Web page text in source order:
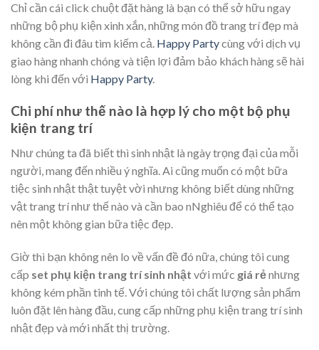
Chỉ cần cái click chuột đặt hàng là bạn có thể sở hữu ngay
những bộ phụ kiện xinh xắn, những món đồ trang trí đẹp mà
không cần đi đâu tìm kiếm cả. Happy Partycùng với dịch vụ
giao hàng nhanh chóng và tiện lợi đảm bảo khách hàng sẽ hài
lòng khi đến với Happy Party.
Chi phí như thế nào là hợp lý cho một bộ phụ
kiện trang trí
Như chúng ta đã biết thì sinh nhật là ngày trọng đại của mỗi
người, mang đến nhiều ý nghĩa. Ai cũng muốn có một bữa
tiệc sinh nhật thật tuyệt vời nhưng không biết dùng những
vật trang trí như thế nào và cần bao nNghiêu để có thể tạo
nên một không gian bữa tiệc đẹp.
Giờ thì bạn không nên lo về vấn đề đó nữa, chúng tôi cung
cấp set phụ kiện trang trí sinh nhật với mức giá rẻnhưng
không kém phần tinh tế. Với chúng tôi chất lượng sản phẩm
luôn đặt lên hàng đầu, cung cấp những phụ kiện trang trí sinh
nhật đẹp và mới nhất thị trường.